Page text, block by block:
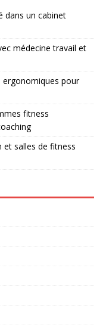
dans un cabinet
médecine travail et
ergonomiques pour
fitness
et salles de fitness